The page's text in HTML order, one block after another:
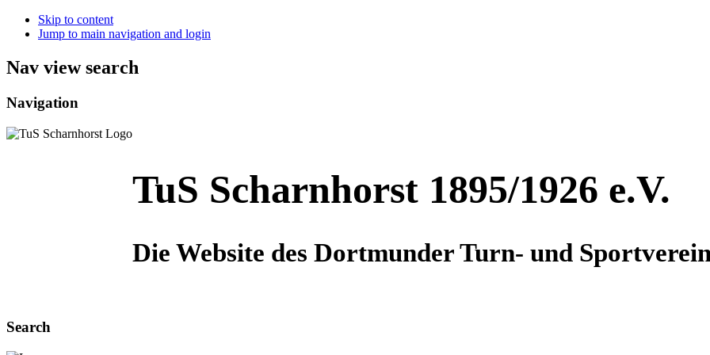
Skip to content
Jump to main navigation and login
Nav view search
Navigation
TuS Scharnhorst 1895/1926 e.V.
Die Website des Dortmunder Turn- und
Search